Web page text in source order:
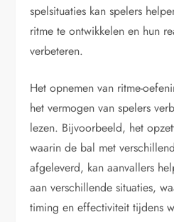
spelsituaties kan spelers
ritme te ontwikkelen en hun
verbeteren.
Het opnemen van ritme-
het vermogen van spelers
lezen. Bijvoorbeeld, het
waarin de bal met
afgeleverd, kan aanvallers
aan verschillende situaties,
timing en effectiviteit tijdens